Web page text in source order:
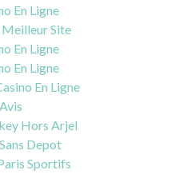
En Ligne
Meilleur Site
En Ligne
En Ligne
En Ligne
Hors Arjel
Depot
Sportifs